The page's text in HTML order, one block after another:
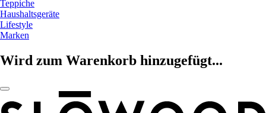
Teppiche
Haushaltsgeräte
Lifestyle
Marken
Wird zum Warenkorb hinzugefügt...